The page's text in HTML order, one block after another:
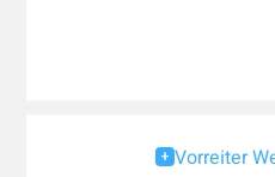
Vorreiter